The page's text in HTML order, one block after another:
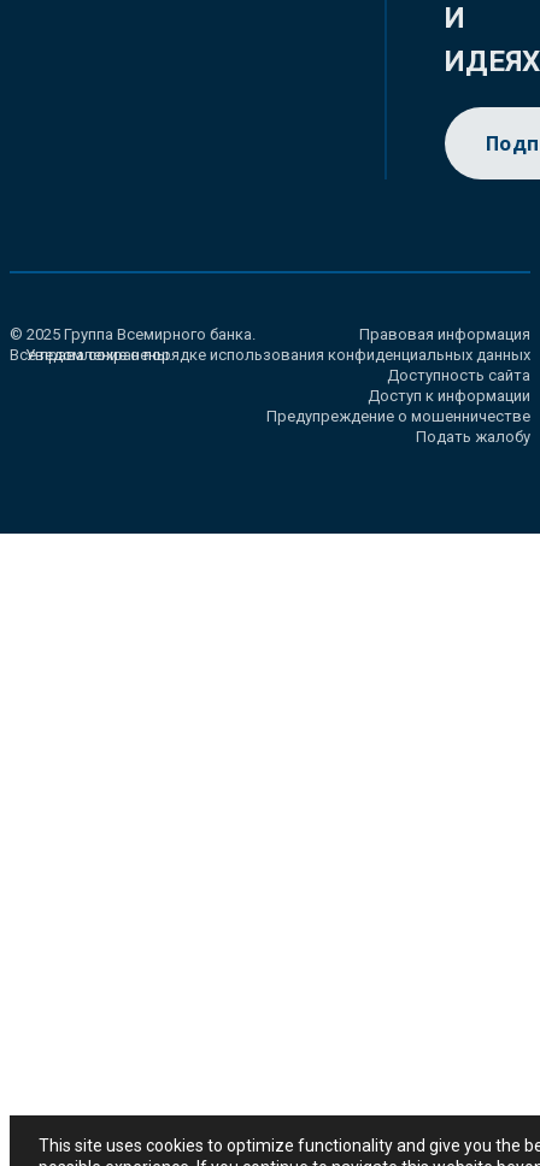
И
ИДЕЯХ
© 2025 Группа Всемирного банка.
Все права сохранены.
Правовая информация
Уведомление о порядке использования конфиденциальных данных
Доступность сайта
Доступ к информации
Предупреждение о мошенничестве
Подать жалобу
This site uses cookies to optimize functionality and give you the